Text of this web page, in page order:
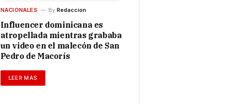
NACIONALES By Redaccion
Influencer dominicana es
atropellada mientras grababa
un video en el malecón de San
Pedro de Macorís
LEER MÁS